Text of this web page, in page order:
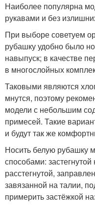
Наиболее популярна
рукавами и без
При выборе советуем
рубашку удобно было
навыпуск; в качестве
в многослойных
Таковыми являются
мнутся, поэтому
модели с небольшим
примесей. Такие
и будут так же
Носить белую рубашку
способами: застегнутой
расстегнутой,
завязанной на талии,
примерить застёжкой